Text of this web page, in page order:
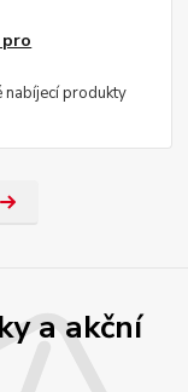
nabíjecí produkty
a akční